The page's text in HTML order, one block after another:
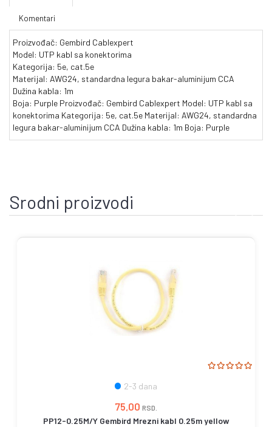
Komentari
Proizvođač: Gembird Cablexpert
Model: UTP kabl sa konektorima
Kategorija: 5e, cat.5e
Materijal: AWG24, standardna legura bakar-aluminijum CCA
Dužina kabla: 1m
Boja: Purple Proizvođač: Gembird Cablexpert Model: UTP kabl sa
konektorima Kategorija: 5e, cat.5e Materijal: AWG24, standardna
legura bakar-aluminijum CCA Dužina kabla: 1m Boja: Purple
Srodni proizvodi
2-3 dana
75,00 RSD.
PP12-0.25M/Y Gembird Mrezni kabl 0.25m yellow